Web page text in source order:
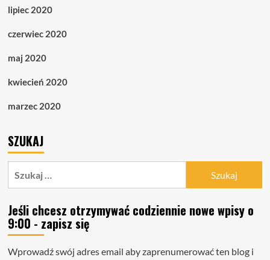
lipiec 2020
czerwiec 2020
maj 2020
kwiecień 2020
marzec 2020
SZUKAJ
Jeśli chcesz otrzymywać codziennie nowe wpisy o
9:00 - zapisz się
Wprowadź swój adres email aby zaprenumerować ten blog i